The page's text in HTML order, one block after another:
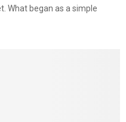
What began as a simple